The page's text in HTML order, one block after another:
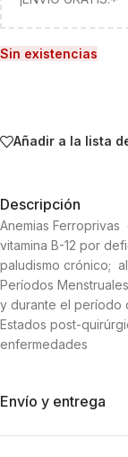
Sin existencias
Añadir a la lista
Descripción
Anemias
vitamina B-12 por
paludismo crónico;
Períodos
y durante el período
Estados post-
enfermedades
Envío y entrega